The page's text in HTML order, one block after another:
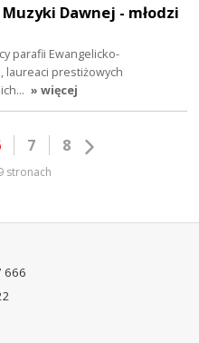
Dawnej - młodzi
parafii Ewangelicko-
laureaci prestiżowych
» więcej
7 8
stronach
666